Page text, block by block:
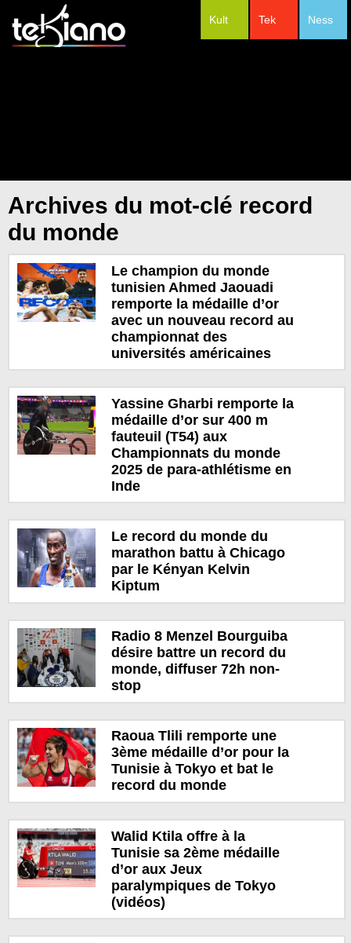
Ness
Tek
Kult
Archives du mot-clé record
du monde
Le champion du monde
tunisien Ahmed Jaouadi
remporte la médaille d’or
avec un nouveau record au
championnat des
universités américaines
Yassine Gharbi remporte la
médaille d’or sur 400 m
fauteuil (T54) aux
Championnats du monde
2025 de para-athlétisme en
Inde
Le record du monde du
marathon battu à Chicago
par le Kényan Kelvin
Kiptum
Radio 8 Menzel Bourguiba
désire battre un record du
monde, diffuser 72h non-
stop
Raoua Tlili remporte une
3ème médaille d’or pour la
Tunisie à Tokyo et bat le
record du monde
Walid Ktila offre à la
Tunisie sa 2ème médaille
d’or aux Jeux
paralympiques de Tokyo
(vidéos)